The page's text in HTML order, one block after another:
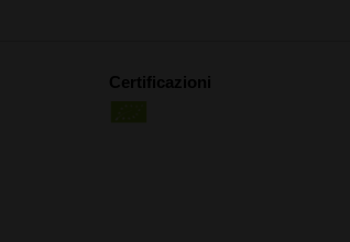
Certificazioni